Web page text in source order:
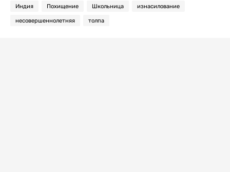
Индия Похищение Школьница изнасилование
несовершеннолетняя толпа